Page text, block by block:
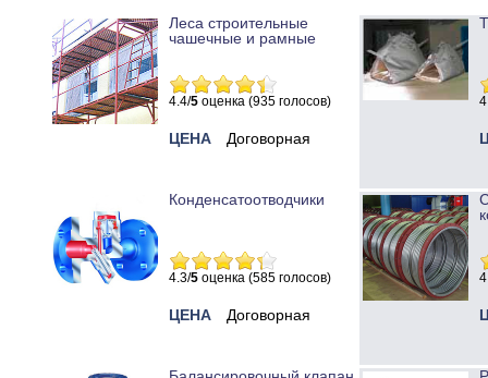
Леса строительные
чашечные и рамные
4.4/5 оценка (935 голосов)
ЦЕНА Договорная
Конденсатоотводчики
4.3/5 оценка (585 голосов)
ЦЕНА Договорная